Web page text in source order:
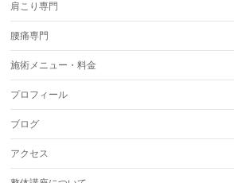
肩こり専門
腰痛専門
施術メニュー・料金
プロフィール
ブログ
アクセス